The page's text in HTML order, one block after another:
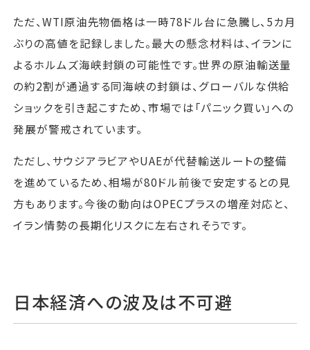
ただ、WTI原油先物価格は一時78ドル台に急騰し、5カ月
ぶりの高値を記録しました。最大の懸念材料は、イランに
よるホルムズ海峡封鎖の可能性です。世界の原油輸送量
の約2割が通過する同海峡の封鎖は、グローバルな供給
ショックを引き起こすため、市場では「パニック買い」への
発展が警戒されています。
ただし、サウジアラビアやUAEが代替輸送ルートの整備
を進めているため、相場が80ドル前後で安定するとの見
方もあります。今後の動向はOPECプラスの増産対応と、
イラン情勢の長期化リスクに左右されそうです。
日本経済への波及は不可避